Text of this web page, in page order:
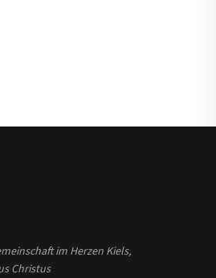
im Herzen Kiels,
Christus